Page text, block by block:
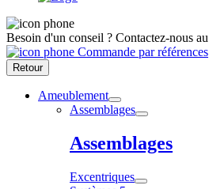
Besoin d'un conseil ? Contactez-nous au
Commande par références
Retour
Ameublement
Assemblages
Assemblages
Excentriques